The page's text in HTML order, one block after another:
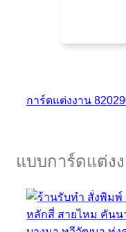
การ์ดแต่งงาน
แบบการ์ดแต่ง